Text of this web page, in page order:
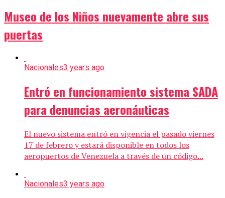
Museo de los Niños nuevamente abre sus
puertas
Nacionales3 years ago
Entró en funcionamiento sistema SADA
para denuncias aeronáuticas
El nuevo sistema entró en vigencia el pasado viernes
17 de febrero y estará disponible en todos los
aeropuertos de Venezuela a través de un código...
Nacionales3 years ago